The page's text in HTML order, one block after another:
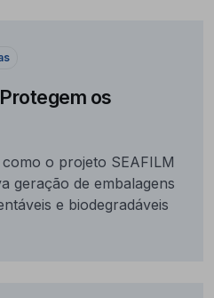
os
o projeto SEAFILM
geração de embalagens
e biodegradáveis